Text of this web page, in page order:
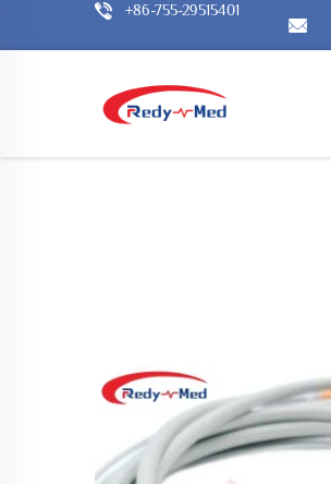
+86-755-29515401